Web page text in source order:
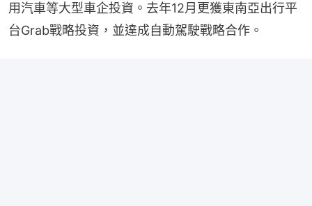
用汽車等大型車企投資。去年12月更獲東南亞出行平
台Grab戰略投資，並達成自動駕駛戰略合作。